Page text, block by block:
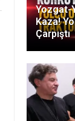
Yozgat-
Kaza!
Çarpıştı